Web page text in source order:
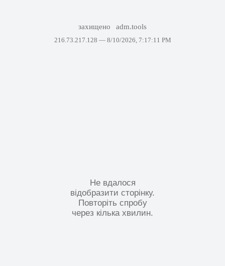
захищено adm.tools
216.73.217.128 — 8/10/2026, 7:17:11 PM
Не вдалося
відобразити сторінку.
Повторіть спробу
через кілька хвилин.